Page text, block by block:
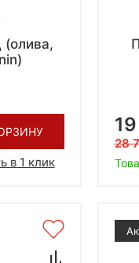
(олива,
в 1 клик
28